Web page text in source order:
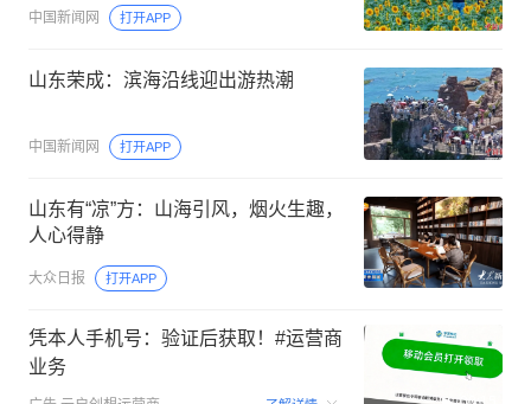
中国新闻网 打开APP
山东荣成：滨海沿线迎出游热潮
中国新闻网 打开APP
山东有“凉”方：山海引风，烟火生趣，
人心得静
大众日报 打开APP
凭本人手机号：验证后获取！#运营商
业务